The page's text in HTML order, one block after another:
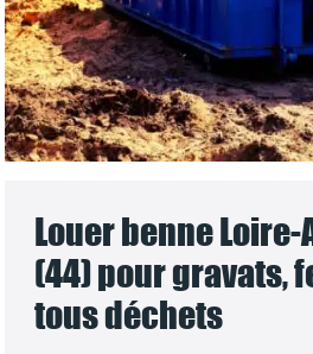
Louer benne
(44) pour gravats,
tous déchets